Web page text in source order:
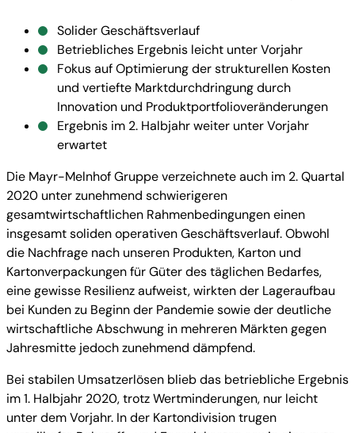
Solider Geschäftsverlauf
Betriebliches Ergebnis leicht unter Vorjahr
Fokus auf Optimierung der strukturellen Kosten
und vertiefte Marktdurchdringung durch
Innovation und Produktportfolioveränderungen
Ergebnis im 2. Halbjahr weiter unter Vorjahr
erwartet
Die Mayr-Melnhof Gruppe verzeichnete auch im 2. Quartal
2020 unter zunehmend schwierigeren
gesamtwirtschaftlichen Rahmenbedingungen einen
insgesamt soliden operativen Geschäftsverlauf. Obwohl
die Nachfrage nach unseren Produkten, Karton und
Kartonverpackungen für Güter des täglichen Bedarfes,
eine gewisse Resilienz aufweist, wirkten der Lageraufbau
bei Kunden zu Beginn der Pandemie sowie der deutliche
wirtschaftliche Abschwung in mehreren Märkten gegen
Jahresmitte jedoch zunehmend dämpfend.
Bei stabilen Umsatzerlösen blieb das betriebliche Ergebnis
im 1. Halbjahr 2020, trotz Wertminderungen, nur leicht
unter dem Vorjahr. In der Kartondivision trugen